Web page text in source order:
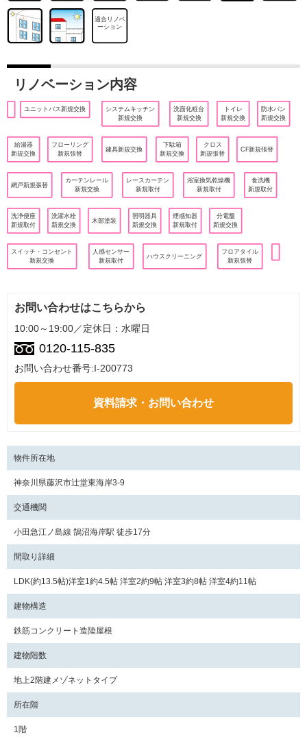
適合リノベ
ーション
リノベーション内容
ユニットバス新規交換 システムキッチン
新規交換
洗面化粧台
新規交換
トイレ
新規交換
防水パン
新規交換
給湯器
新規交換
フローリング
新規張替
建具新規交換
下駄箱
新規交換
クロス
新規張替
CF新規張替
網戸新規張替
カーテンレール
新規交換
レースカーテン
新規取付
浴室換気乾燥機
新規取付
食洗機
新規取付
洗浄便座
新規取付
洗濯水栓
新規交換
木部塗装
照明器具
新規交換
煙感知器
新規取付
分電盤
新規交換
スイッチ・コンセント
新規交換
人感センサー
新規取付
ハウスクリーニング
フロアタイル
新規張替
お問い合わせはこちらから
10:00～19:00／定休日：水曜日
0120-115-835
お問い合わせ番号:I-200773
資料請求・お問い合わせ
物件所在地
神奈川県藤沢市辻堂東海岸3-9
交通機関
小田急江ノ島線 鵠沼海岸駅 徒歩17分
間取り詳細
LDK(約13.5帖)洋室1約4.5帖 洋室2約9帖 洋室3約8帖 洋室4約11帖
建物構造
鉄筋コンクリート造陸屋根
建物階数
地上2階建メゾネットタイプ
所在階
1階